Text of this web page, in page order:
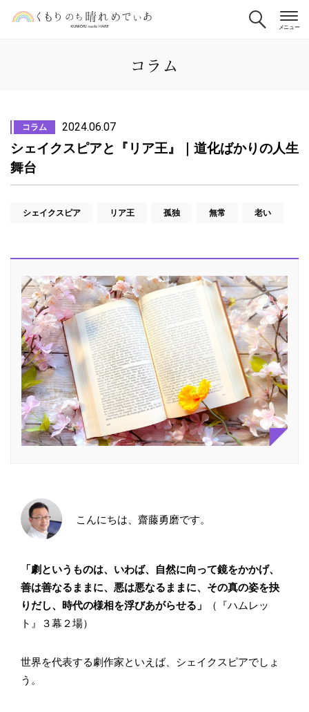
コラム
コラム 2024.06.07
シェイクスピアと『リア王』｜道化ばかりの人生
舞台
シェイクスピア リア王 孤独 無常 老い
こんにちは、齋藤勇磨です。
「劇というものは、いわば、自然に向って鏡をかかげ、
善は善なるままに、悪は悪なるままに、その真の姿を抉
りだし、時代の様相を浮びあがらせる」
（『ハムレッ
ト』３幕２場）
世界を代表する劇作家といえば、シェイクスピアでしょ
う。